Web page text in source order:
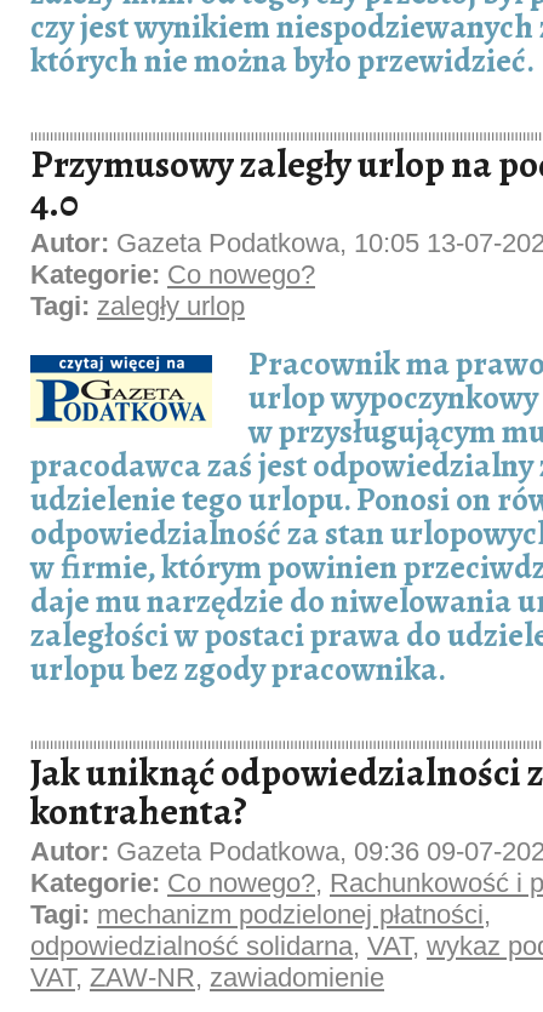
czy jest wynikiem
których nie można było przewidzieć.
Przymusowy zaległy urlop na
4.0
Autor: Gazeta Podatkowa, 10:05 13-07-
Kategorie: Co nowego?
Tagi: zaległy urlop
Pracownik ma
urlop wypoczynkowy
w przysługującym
pracodawca zaś jest odpowiedzialny
udzielenie tego urlopu. Ponosi on
odpowiedzialność za stan
w firmie, którym powinien
daje mu narzędzie do niwelowania
zaległości w postaci prawa do
urlopu bez zgody pracownika.
Jak uniknąć odpowiedzialności
kontrahenta?
Autor: Gazeta Podatkowa, 09:36 09-07-
Kategorie: Co nowego?, Rachunkowość i
Tagi: mechanizm podzielonej płatności,
odpowiedzialność solidarna, VAT, wykaz
VAT, ZAW-NR, zawiadomienie